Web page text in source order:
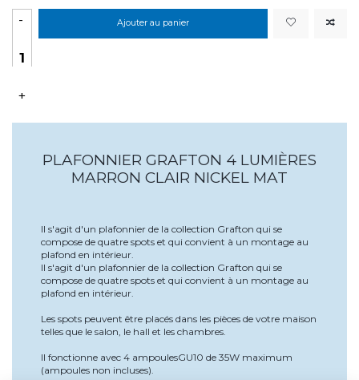
-
+
Ajouter au panier
PLAFONNIER GRAFTON 4 LUMIÈRES
MARRON CLAIR NICKEL MAT
Il s'agit d'un plafonnier de la collection Grafton qui se
compose de quatre spots et qui convient à un montage au
plafond en intérieur.
Il s'agit d'un plafonnier de la collection Grafton qui se
compose de quatre spots et qui convient à un montage au
plafond en intérieur.
Les spots peuvent être placés dans les pièces de votre maison
telles que le salon, le hall et les chambres.
Il fonctionne avec 4 ampoulesGU10 de 35W maximum
(ampoules non incluses).